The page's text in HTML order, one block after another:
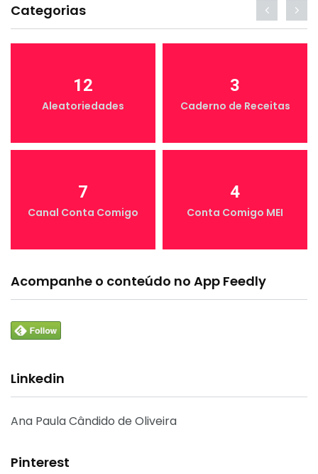
Categorias
12
Aleatoriedades
3
Caderno de Receitas
7
Canal Conta Comigo
4
Conta Comigo MEI
Acompanhe o conteúdo no App Feedly
Linkedin
Ana Paula Cândido de Oliveira
Pinterest